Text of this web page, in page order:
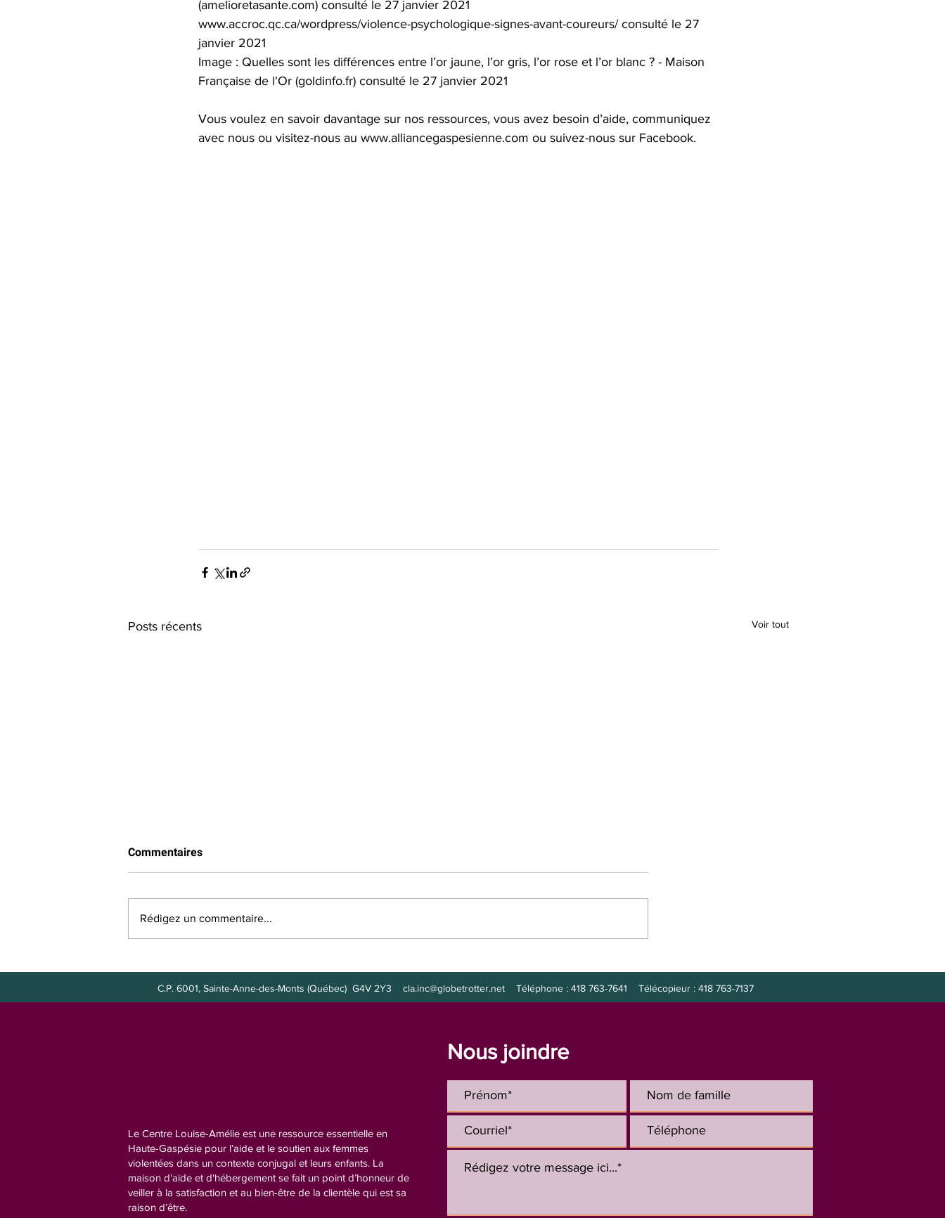
(amelioretasante.com) consulté le 27 janvier 2021
www.accroc.qc.ca/wordpress/violence-psychologique-signes-avant-coureurs/ consulté le 27
janvier 2021
Image : Quelles sont les différences entre l’or jaune, l’or gris, l’or rose et l’or blanc ? - Maison
Française de l'Or (goldinfo.fr) consulté le 27 janvier 2021
Vous voulez en savoir davantage sur nos ressources, vous avez besoin d’aide, communiquez
avec nous ou visitez-nous au www.alliancegaspesienne.com ou suivez-nous sur Facebook.
Posts récents Voir tout
bureau
intervenante
de nuit
Commentaires
Rédigez un commentaire...
C.P. 6001, Sainte-Anne-des-Monts (Québec) G4V 2Y3 cla.inc@globetrotter.net Téléphone : 418 763-7641 Télécopieur : 418 763-7137
Le Centre Louise-Amélie est une ressource essentielle en
Haute-Gaspésie pour l’aide et le soutien aux femmes
violentées dans un contexte conjugal et leurs enfants. La
maison d'aide et d'hébergement se fait un point d’honneur de
veiller à la satisfaction et au bien-être de la clientèle qui est sa
raison d’être.
Nous joindre